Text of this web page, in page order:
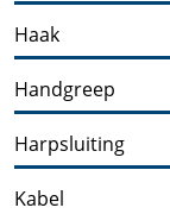
Haak
Handgreep
Harpsluiting
Kabel